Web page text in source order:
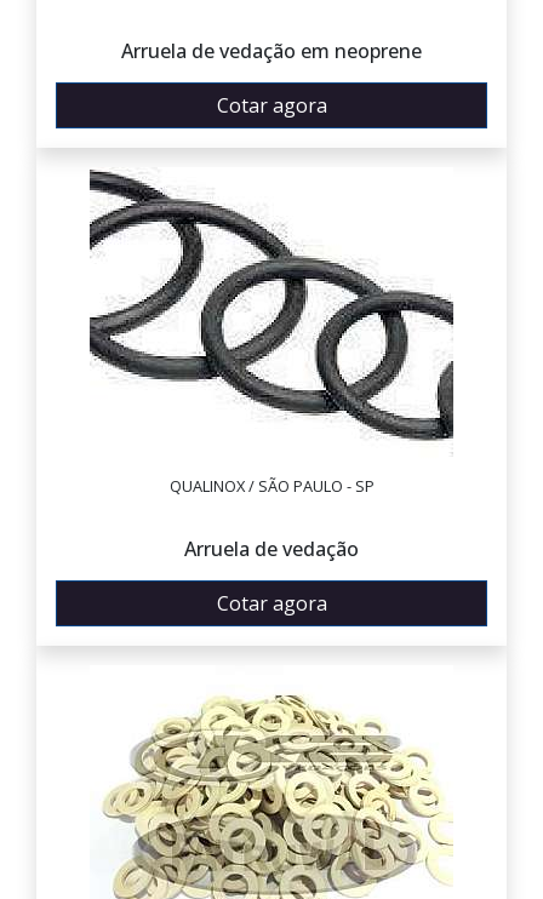
Arruela de vedação em neoprene
Cotar agora
QUALINOX / SÃO PAULO - SP
Arruela de vedação
Cotar agora